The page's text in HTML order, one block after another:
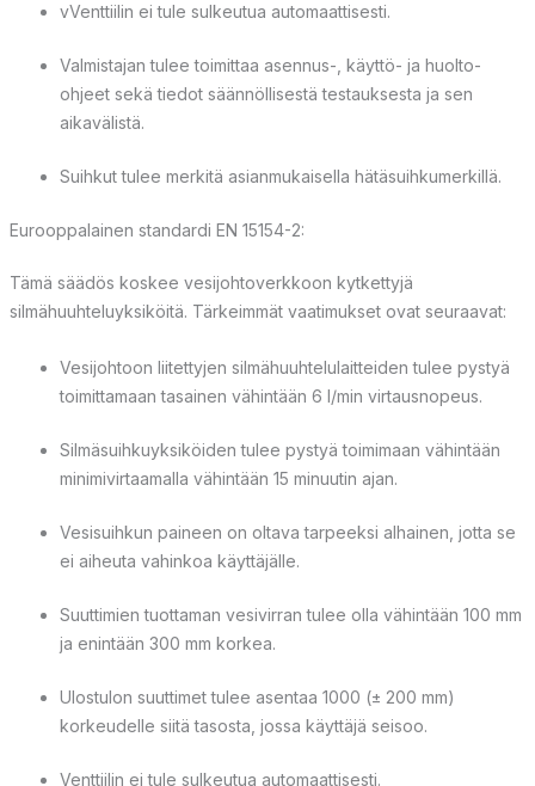
vVenttiilin ei tule sulkeutua automaattisesti.
Valmistajan tulee toimittaa asennus-, käyttö- ja huolto-
ohjeet sekä tiedot säännöllisestä testauksesta ja sen
aikavälistä.
Suihkut tulee merkitä asianmukaisella hätäsuihkumerkillä.
Eurooppalainen standardi EN 15154-2:
Tämä säädös koskee vesijohtoverkkoon kytkettyjä
silmähuuhteluyksiköitä. Tärkeimmät vaatimukset ovat seuraavat:
Vesijohtoon liitettyjen silmähuuhtelulaitteiden tulee pystyä
toimittamaan tasainen vähintään 6 l/min virtausnopeus.
Silmäsuihkuyksiköiden tulee pystyä toimimaan vähintään
minimivirtaamalla vähintään 15 minuutin ajan.
Vesisuihkun paineen on oltava tarpeeksi alhainen, jotta se
ei aiheuta vahinkoa käyttäjälle.
Suuttimien tuottaman vesivirran tulee olla vähintään 100 mm
ja enintään 300 mm korkea.
Ulostulon suuttimet tulee asentaa 1000 (± 200 mm)
korkeudelle siitä tasosta, jossa käyttäjä seisoo.
Venttiilin ei tule sulkeutua automaattisesti.